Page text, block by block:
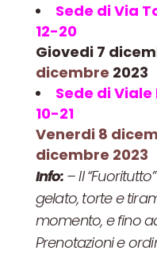
Sede di Via
12-20
Giovedi 7
dicembre 2023
Sede di
10-21
Venerdi 8
dicembre 2023
Info:– Il
gelato, torte e
momento, e fino
Prenotazioni e